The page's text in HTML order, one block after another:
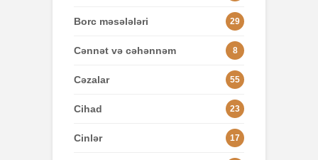
Borc məsələləri 29
Cənnət və cəhənnəm 8
Cəzalar 55
Cihad 23
Cinlər 17